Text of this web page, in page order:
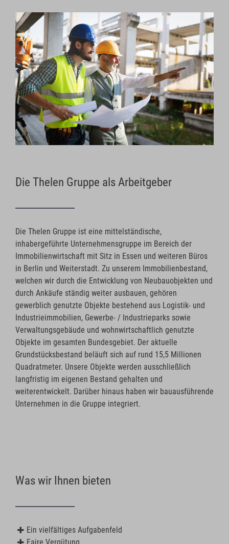
Die Thelen Gruppe als Arbeitgeber
Die Thelen Gruppe ist eine mittelständische,
inhabergeführte Unternehmensgruppe im Bereich der
Immobilienwirtschaft mit Sitz in Essen und weiteren Büros
in Berlin und Weiterstadt. Zu unserem Immobilienbestand,
welchen wir durch die Entwicklung von Neubauobjekten und
durch Ankäufe ständig weiter ausbauen, gehören
gewerblich genutzte Objekte bestehend aus Logistik- und
Industrieimmobilien, Gewerbe- / Industrieparks sowie
Verwaltungsgebäude und wohnwirtschaftlich genutzte
Objekte im gesamten Bundesgebiet. Der aktuelle
Grundstücksbestand beläuft sich auf rund 15,5 Millionen
Quadratmeter. Unsere Objekte werden ausschließlich
langfristig im eigenen Bestand gehalten und
weiterentwickelt. Darüber hinaus haben wir bauausführende
Unternehmen in die Gruppe integriert.
Was wir Ihnen bieten
Ein vielfältiges Aufgabenfeld